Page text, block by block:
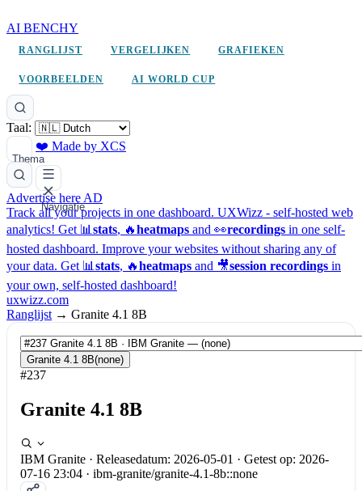
AI BENCHY
RANGLIJST VERGELIJKEN GRAFIEKEN
VOORBEELDEN AI WORLD CUP
Taal:
Thema
❤️ Made by XCS
Navigatie
Advertise here AD
Track all your projects in one dashboard. UXWizz - self-hosted web
analytics! Get 📊 stats, 🔥heatmaps and 👀recordings in one self-
hosted dashboard. Improve your websites without sharing any of
your data. Get 📊 stats, 🔥heatmaps and 🎥session recordings in
your own, self-hosted dashboard!
uxwizz.com
Ranglijst → Granite 4.1 8B
Granite 4.1 8B(none)
#237
Granite 4.1 8B
IBM Granite · Releasedatum: 2026-05-01 · Getest op: 2026-
07-16 23:04 · ibm-granite/granite-4.1-8b::none